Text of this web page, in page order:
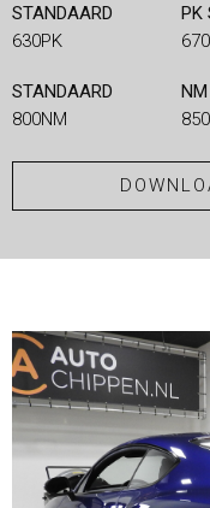
STANDAARD
630PK
PK
STANDAARD
800NM
NM